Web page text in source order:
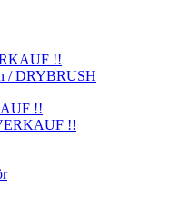
!!
/ DRYBRUSH
!!
!!